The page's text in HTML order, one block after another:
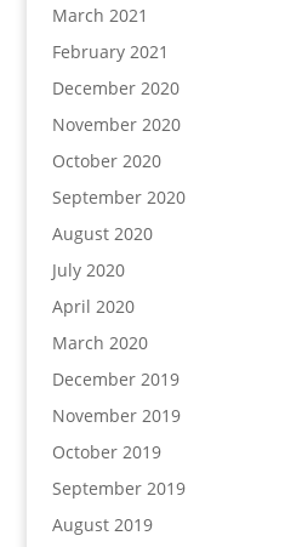
March 2021
February 2021
December 2020
November 2020
October 2020
September 2020
August 2020
July 2020
April 2020
March 2020
December 2019
November 2019
October 2019
September 2019
August 2019